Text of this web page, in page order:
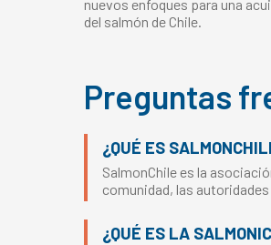
nuevos enfoques para una
del salmón de Chile.
Preguntas
¿QUÉ ES
SalmonChile es la
comunidad, las
¿QUÉ ES LA